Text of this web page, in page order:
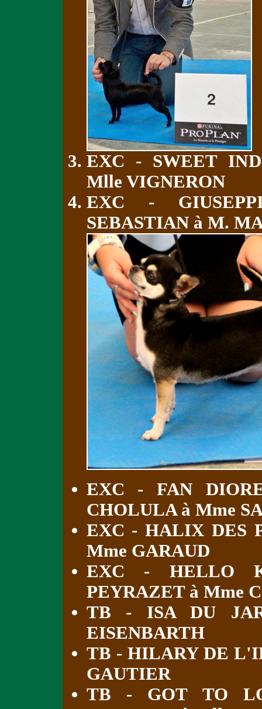
EXC - SWEET
Mlle VIGNERON
EXC -
SEBASTIAN à M.
EXC - FAN
CHOLULA à Mme
EXC - HALIX DES
Mme GARAUD
EXC - HELLO
PEYRAZET à Mme
TB - ISA DU
EISENBARTH
TB - HILARY DE
GAUTIER
TB - GOT TO